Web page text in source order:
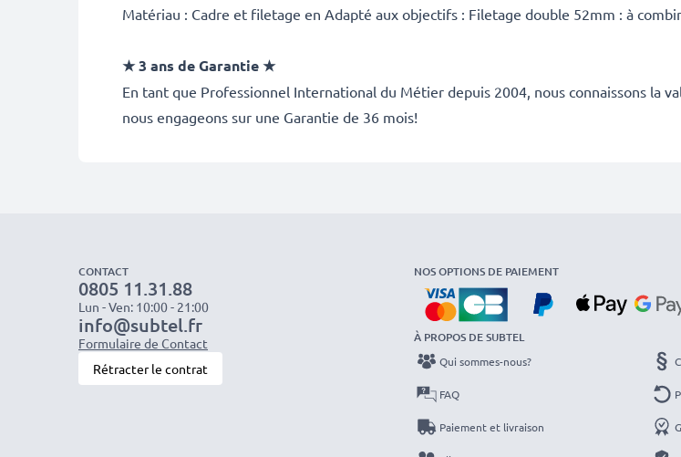
Matériau : Cadre et filetage en Adapté aux objectifs : Filetage double 52mm : à
★ 3 ans de Garantie ★
En tant que Professionnel International du Métier depuis 2004, nous connaissons la
nous engageons sur une Garantie de 36 mois!
CONTACT
0805 11.31.88
Lun - Ven: 10:00 - 21:00
info@subtel.fr
Formulaire de Contact
Rétracter le contrat
NOS OPTIONS DE PAIEMENT
À PROPOS DE SUBTEL
Qui sommes-nous?
FAQ
Paiement et livraison